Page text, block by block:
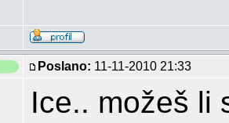
Poslano: 11-11-2010 21:33
Ice.. možeš li